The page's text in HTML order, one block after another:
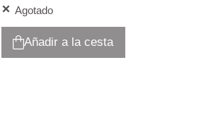
Agotado
Añadir a la cesta